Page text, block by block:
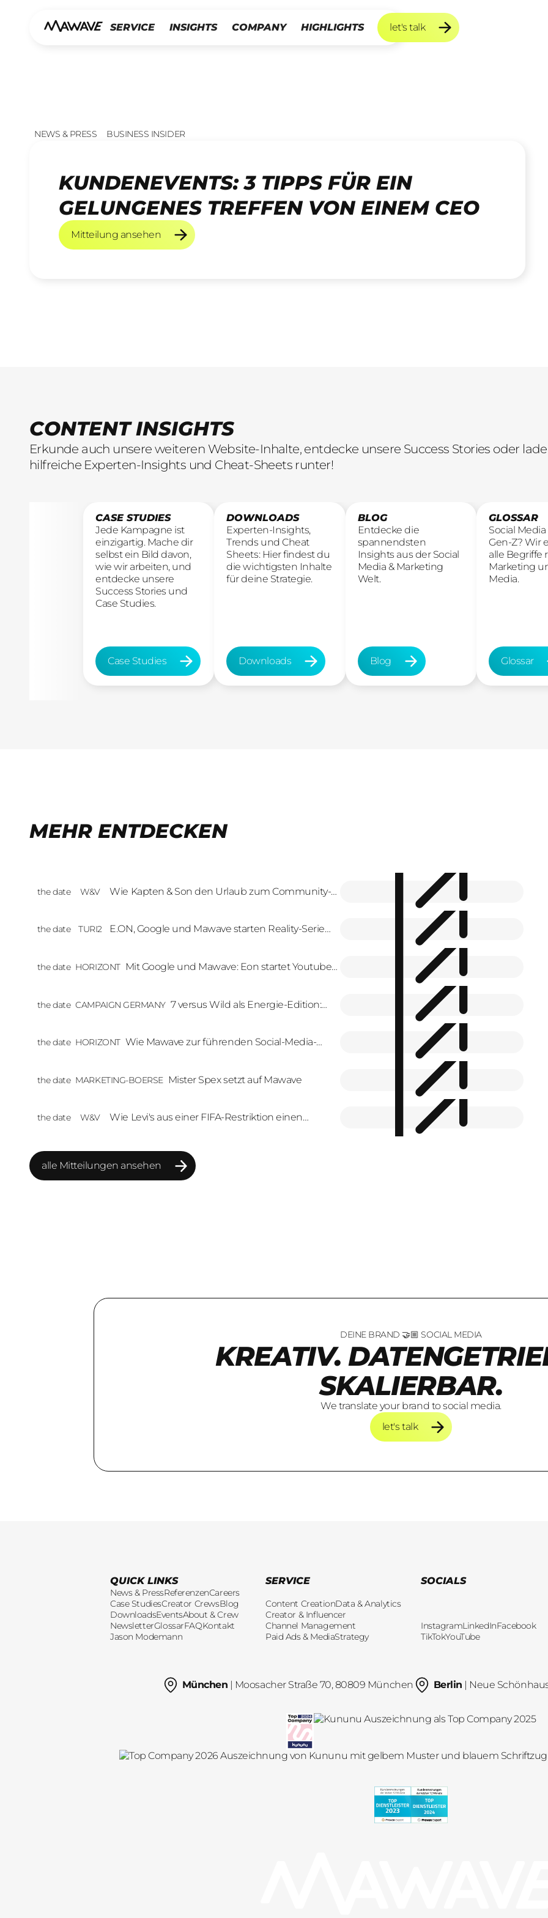
SERVICE INSIGHTS COMPANY HIGHLIGHTS
let's talk
let's talk
NEWS & PRESS BUSINESS INSIDER
KUNDENEVENTS: 3 TIPPS FÜR EIN
GELUNGENES TREFFEN VON EINEM CEO
Mitteilung ansehen
Mitteilung ansehen
CONTENT INSIGHTS
Erkunde auch unsere weiteren Website-Inhalte, entdecke unsere Success Stories oder
hilfreiche Experten-Insights und Cheat-Sheets runter!
CASE STUDIES
Jede Kampagne ist
einzigartig. Mache dir
selbst ein Bild davon,
wie wir arbeiten, und
entdecke unsere
Success Stories und
Case Studies.
Case Studies
Case Studies
DOWNLOADS
Experten-Insights,
Trends und Cheat
Sheets: Hier findest du
die wichtigsten Inhalte
für deine Strategie.
Downloads
Downloads
BLOG
Entdecke die
spannendsten
Insights aus der Social
Media & Marketing
Welt.
Blog
Blog
GLOSSAR
Social
Gen-Z? Wir
alle Begriffe
Marketing
Media.
Glossar
Glossar
MEHR ENTDECKEN
the date W&V
Wie Kapten & Son den Urlaub zum Community-
the date TURI2
E.ON, Google und Mawave starten Reality-Serie
the date HORIZONT Mit Google und Mawave: Eon startet Youtube-
the date CAMPAIGN GERMANY 7 versus Wild als Energie-Edition:
the date HORIZONT Wie Mawave zur führenden Social-Media-
the date MARKETING-BOERSE Mister Spex setzt auf Mawave
the date W&V
Wie Levi's aus einer FIFA-Restriktion einen
alle Mitteilungen ansehen
alle Mitteilungen ansehen
DEINE BRAND 🤝🏼 SOCIAL MEDIA
KREATIV.
SKALIERBAR.
We translate your brand to social media.
let's talk
let's talk
QUICK LINKS
News & PressReferenzenCareers
Case StudiesCreator CrewsBlog
DownloadsEventsAbout & Crew
NewsletterGlossarFAQKontakt
Jason Modemann
SERVICE
Content CreationData & Analytics
Creator & Influencer
Channel Management
Paid Ads & MediaStrategy
SOCIALS
InstagramLinkedInFacebook
TikTokYouTube
München | Moosacher Straße 70, 80809 München Berlin | Neue